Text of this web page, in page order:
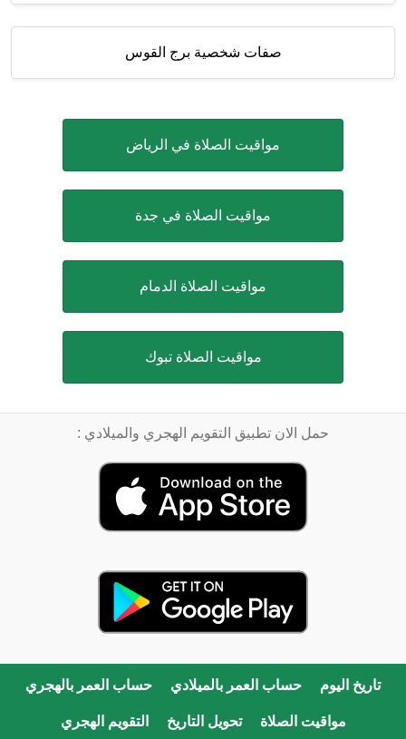
صفات شخصية برج القوس
مواقيت الصلاة في الرياض
مواقيت الصلاة في جدة
مواقيت الصلاة الدمام
مواقيت الصلاة تبوك
حمل الان تطبيق التقويم الهجري والميلادي :
تاريخ اليوم حساب العمر بالميلادي حساب العمر بالهجري
مواقيت الصلاة تحويل التاريخ التقويم الهجري